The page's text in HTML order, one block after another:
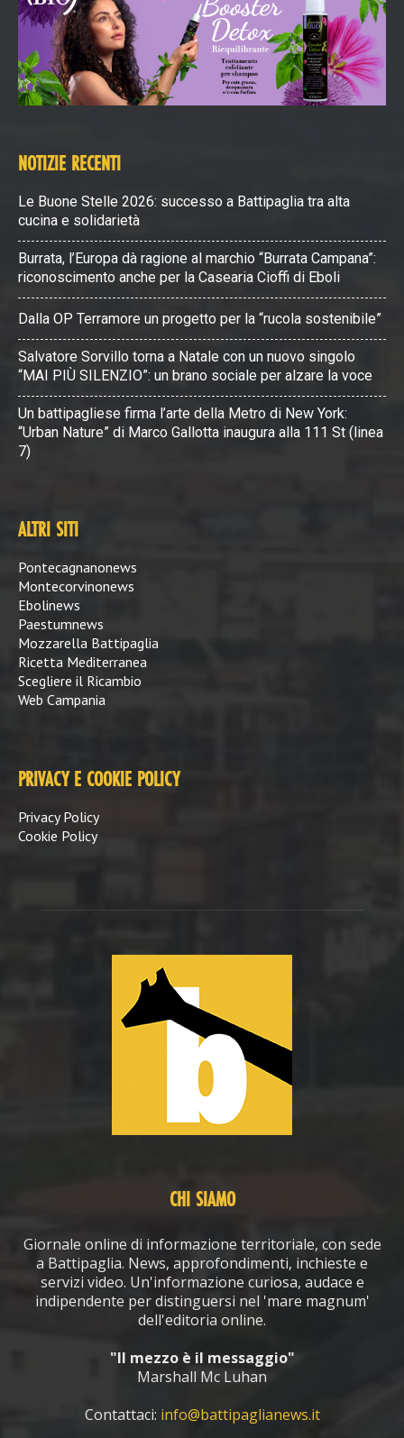
NOTIZIE RECENTI
Le Buone Stelle 2026: successo a Battipaglia tra alta
cucina e solidarietà
Burrata, l’Europa dà ragione al marchio “Burrata Campana”:
riconoscimento anche per la Casearia Cioffi di Eboli
Dalla OP Terramore un progetto per la “rucola sostenibile”
Salvatore Sorvillo torna a Natale con un nuovo singolo
“MAI PIÙ SILENZIO”: un brano sociale per alzare la voce
Un battipagliese firma l’arte della Metro di New York:
“Urban Nature” di Marco Gallotta inaugura alla 111 St (linea
7)
ALTRI SITI
Pontecagnanonews
Montecorvinonews
Ebolinews
Paestumnews
Mozzarella Battipaglia
Ricetta Mediterranea
Scegliere il Ricambio
Web Campania
PRIVACY E COOKIE POLICY
Privacy Policy
Cookie Policy
CHI SIAMO
Giornale online di informazione territoriale, con sede
a Battipaglia. News, approfondimenti, inchieste e
servizi video. Un'informazione curiosa, audace e
indipendente per distinguersi nel 'mare magnum'
dell'editoria online.
"Il mezzo è il messaggio"
Marshall Mc Luhan
Contattaci: info@battipaglianews.it